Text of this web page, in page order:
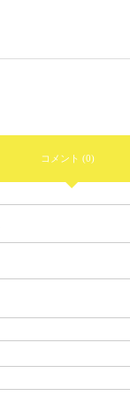
コメント (0)